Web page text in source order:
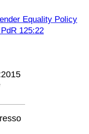
Equality Policy
125:22